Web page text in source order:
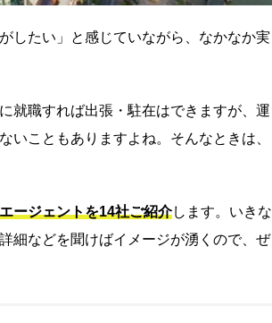
したい」と感じていながら、なかなか実
就職すれば出張・駐在はできますが、運
いこともありますよね。そんなときは、
ージェントを14社ご紹介します。いきな
細などを聞けばイメージが湧くので、ぜ